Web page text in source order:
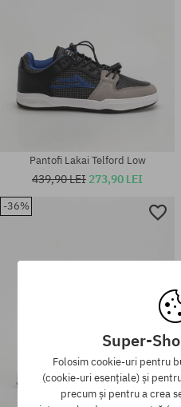
Pantofi Lakai Telford Low
439,90 LEI 273,90 LEI
-36%
Super-
Folosim cookie-uri pentru
(cookie-uri esențiale) și
precum și pentru a crea